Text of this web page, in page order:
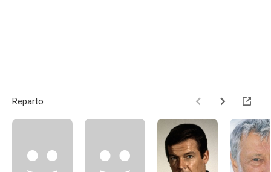
Reparto